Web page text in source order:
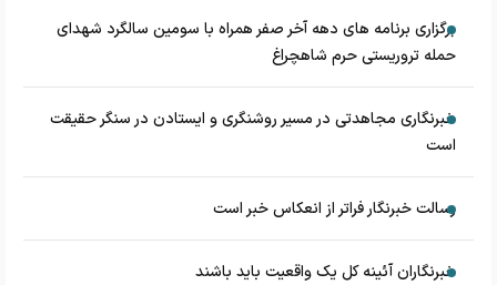
برگزاری برنامه های دهه آخر صفر همراه با سومین سالگرد شهدای
حمله تروریستی حرم شاهچراغ
خبرنگاری مجاهدتی در مسیر روشنگری و ایستادن در سنگر حقیقت
است
رسالت خبرنگار فراتر از انعکاس خبر است
خبرنگاران آئینه کل یک واقعیت باید باشند